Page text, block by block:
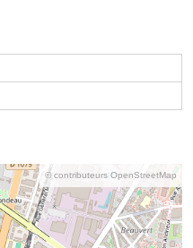
© contributeurs OpenStreetMap